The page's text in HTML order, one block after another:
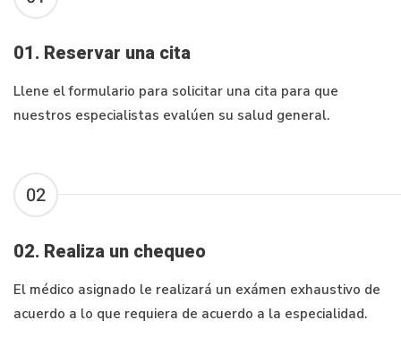
01. Reservar una cita
Llene el formulario para solicitar una cita para que
nuestros especialistas evalúen su salud general.
02
02. Realiza un chequeo
El médico asignado le realizará un exámen exhaustivo de
acuerdo a lo que requiera de acuerdo a la especialidad.